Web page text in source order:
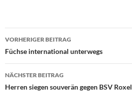
Beitragsnavigation
VORHERIGER BEITRAG
Füchse international unterwegs
NÄCHSTER BEITRAG
Herren siegen souverän gegen BSV Roxel